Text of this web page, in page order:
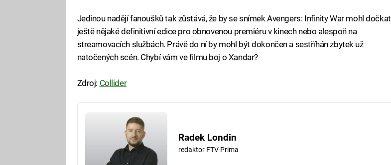
Jedinou nadějí fanoušků tak zůstává, že by se snímek Avengers: Infinity War mohl dočkat
ještě nějaké definitivní edice pro obnovenou premiéru v kinech nebo alespoň na
streamovacích službách. Právě do ní by mohl být dokončen a sestříhán zbytek už
natočených scén. Chybí vám ve filmu boj o Xandar?
Zdroj: Collider
Radek Londin
redaktor FTV Prima